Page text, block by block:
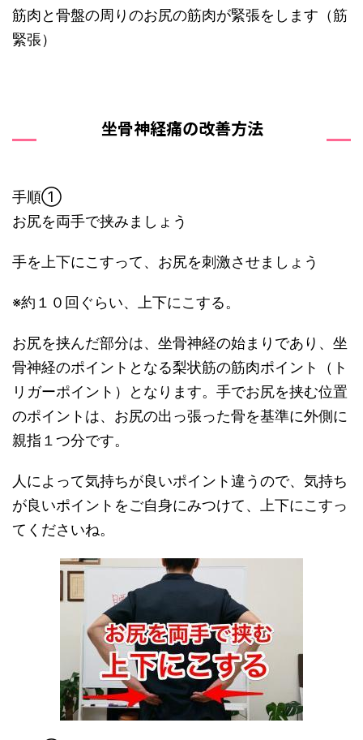
筋肉と骨盤の周りのお尻の筋肉が緊張をします（筋
緊張）
坐骨神経痛の改善方法
手順①
お尻を両手で挟みましょう
手を上下にこすって、お尻を刺激させましょう
※約１０回ぐらい、上下にこする。
お尻を挟んだ部分は、坐骨神経の始まりであり、坐
骨神経のポイントとなる梨状筋の筋肉ポイント（ト
リガーポイント）となります。手でお尻を挟む位置
のポイントは、お尻の出っ張った骨を基準に外側に
親指１つ分です。
人によって気持ちが良いポイント違うので、気持ち
が良いポイントをご自身にみつけて、上下にこすっ
てくださいね。